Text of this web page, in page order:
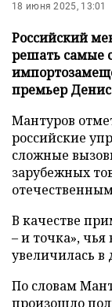
18 июня 2025, 13:01
Российский
решать самые
премьер
Мантуров
российские
сложные
зарубежных
В качестве
– и точка»,
увеличилась в
По словам
произошло